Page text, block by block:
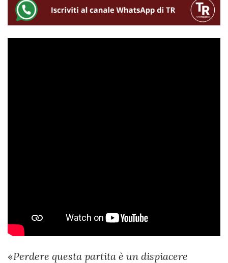
«Perdere questa partita è un dispiacere